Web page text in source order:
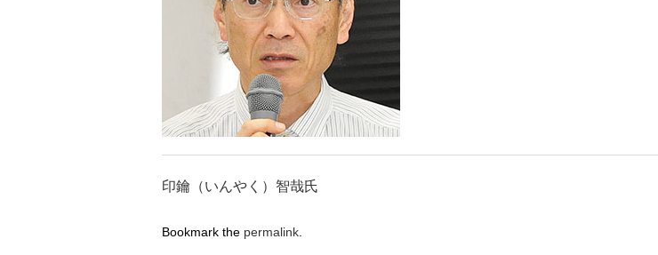
印鑰（いんやく）智哉氏
Bookmark the permalink